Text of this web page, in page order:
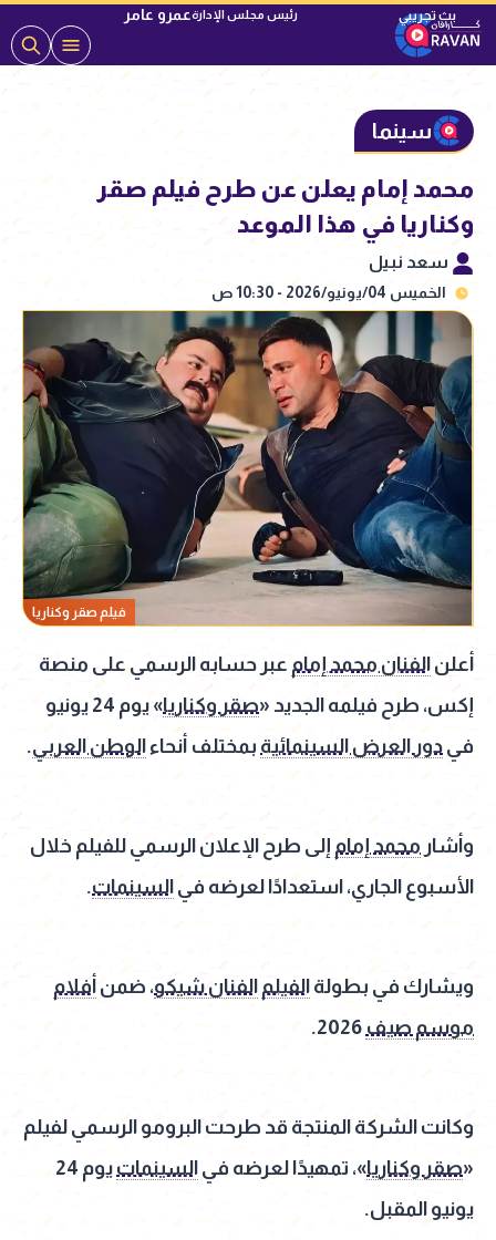
رئيس مجلس الإدارةعمرو عامر
سينما
محمد إمام يعلن عن طرح فيلم صقر
وكناريا في هذا الموعد
سعد نبيل
الخميس 04/يونيو/2026 - 10:30 ص
فيلم صقر وكناريا
أعلن الفنان محمد إمام عبر حسابه الرسمي على منصة
إكس، طرح فيلمه الجديد «صقر وكناريا
» يوم 24 يونيو
في دور العرض السينمائية بمختلف أنحاء الوطن العربي.
وأشار محمد إمام إلى طرح الإعلان الرسمي للفيلم خلال
الأسبوع الجاري، استعدادًا لعرضه فيالسينمات.
ويشارك في بطولة الفيلم الفنان شيكو، ضمنأفلام
موسم صيف
وكانت الشركة المنتجة قد طرحت البرومو الرسمي لفيلم
«صقر وكناريا»، تمهيدًا لعرضه في السينمات
يوم 24
يونيو المقبل.